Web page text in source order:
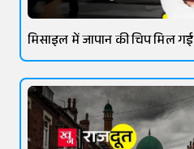
मिसाइल में जापान की चिप मिल गई